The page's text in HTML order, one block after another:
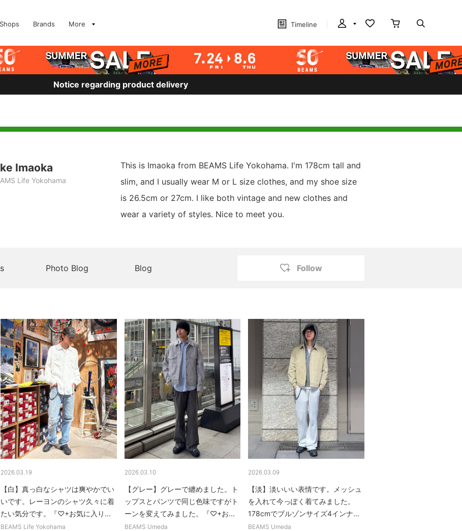
Shops Brands More Timeline
Notice regarding product delivery
Imaoka
Life Yokohama
This is Imaoka from BEAMS Life Yokohama. I'm 178cm tall and
slim, and I usually wear M or L size clothes, and my shoe size
is 26.5cm or 27cm. I like both vintage and new clothes and
wear a variety of styles. Nice to meet you.
Photo Blog Blog Follow
2026.03.19
【白】真っ白なシャツは爽やかでい
いです。レーヨンのシャツ久々に着
たい気分です。『♡+お気に入り...
BEAMS Life Yokohama
2026.03.10
【グレー】グレーで纏めました。ト
ップスとパンツで同じ色味ですがト
ーンを変えてみました。『♡+お...
BEAMS Umeda
2026.03.09
【淡】淡いいい表情です。メッシュ
を入れて今っぽく着てみました。
178cmでブルゾンサイズ4インナ...
BEAMS Umeda